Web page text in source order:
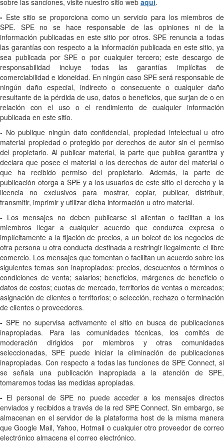
sobre las sanciones, visite nuestro sitio web aquí.
- Este sitio se proporciona como un servicio para los miembros de
SPE. SPE no se hace responsable de las opiniones ni de la
información publicadas en este sitio por otros. SPE renuncia a todas
las garantías con respecto a la información publicada en este sitio, ya
sea publicada por SPE o por cualquier tercero; este descargo de
responsabilidad incluye todas las garantías implícitas de
comerciabilidad e idoneidad. En ningún caso SPE será responsable de
ningún daño especial, indirecto o consecuente o cualquier daño
resultante de la pérdida de uso, datos o beneficios, que surjan de o en
relación con el uso o el rendimiento de cualquier información
publicada en este sitio.
- No publique ningún dato confidencial, propiedad intelectual u otro
material propiedad o protegido por derechos de autor sin el permiso
del propietario. Al publicar material, la parte que publica garantiza y
declara que posee el material o los derechos de autor del material o
que ha recibido permiso del propietario. Además, la parte de
publicación otorga a SPE y a los usuarios de este sitio el derecho y la
licencia no exclusivos para mostrar, copiar, publicar, distribuir,
transmitir, imprimir y utilizar dicha información u otro material.
- Los mensajes no deben publicarse si alientan o facilitan a los
miembros llegar a cualquier acuerdo que conduzca expresa o
implícitamente a la fijación de precios, a un boicot de los negocios de
otra persona u otra conducta destinada a restringir ilegalmente el libre
comercio. Los mensajes que fomentan o facilitan un acuerdo sobre los
siguientes temas son inapropiados: precios, descuentos o términos o
condiciones de venta; salarios; beneficios, márgenes de beneficio o
datos de costos; cuotas de mercado, territorios de ventas o mercados;
asignación de clientes o territorios; o selección, rechazo o terminación
de clientes o proveedores.
- SPE no supervisa activamente el sitio en busca de publicaciones
inapropiadas. Para las comunidades técnicas, los comités de
moderación dirigidos por miembros y otras comunidades
seleccionadas, SPE puede iniciar la eliminación de publicaciones
inapropiadas. Con respecto a todas las funciones de SPE Connect, si
se señala una publicación inapropiada a la atención de SPE,
tomaremos todas las medidas apropiadas.
- El personal de SPE no puede acceder a los mensajes directos
enviados y recibidos a través de la red SPE Connect. Sin embargo, se
almacenan en el servidor de la plataforma host de la misma manera
que Google Mail, Yahoo, Hotmail o cualquier otro proveedor de correo
electrónico almacena el correo electrónico.